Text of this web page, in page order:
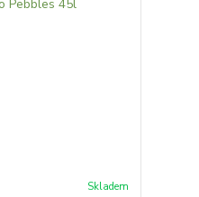
Skladem